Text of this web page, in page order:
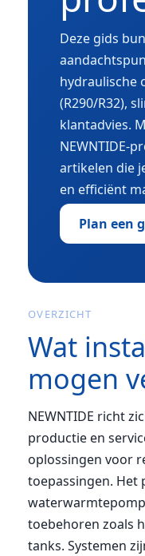
Deze gids
hydraulische
(R290/R32),
klantadvies.
NEWNTIDE-
artikelen die
en efficiënt
Plan een
OVERZICHT
Wat
mogen
NEWNTIDE richt
productie en
oplossingen voor
toepassingen.
toebehoren zoals
tanks. Systemen